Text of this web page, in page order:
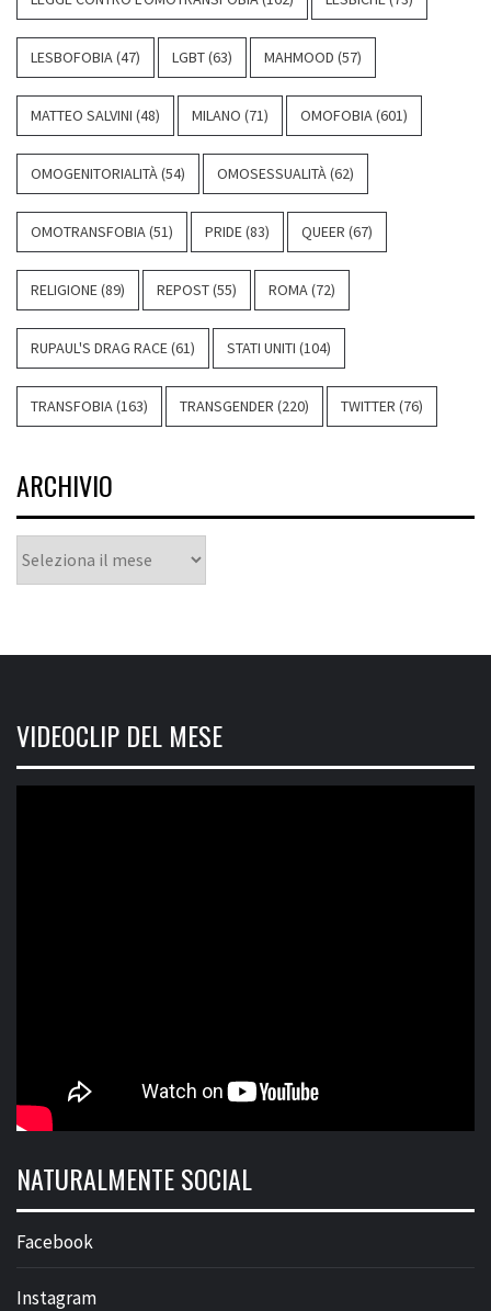
LESBOFOBIA(47) LGBT(63) MAHMOOD (57)
MATTEO SALVINI (48) MILANO (71) OMOFOBIA(601)
OMOGENITORIALITÀ(54) OMOSESSUALITÀ(62)
OMOTRANSFOBIA(51) PRIDE(83) QUEER (67)
RELIGIONE(89) REPOST(55) ROMA(72)
RUPAUL'S DRAG RACE(61) STATI UNITI (104)
TRANSFOBIA(163) TRANSGENDER (220) TWITTER (76)
ARCHIVIO
VIDEOCLIP DEL MESE
NATURALMENTE SOCIAL
Facebook
Instagram